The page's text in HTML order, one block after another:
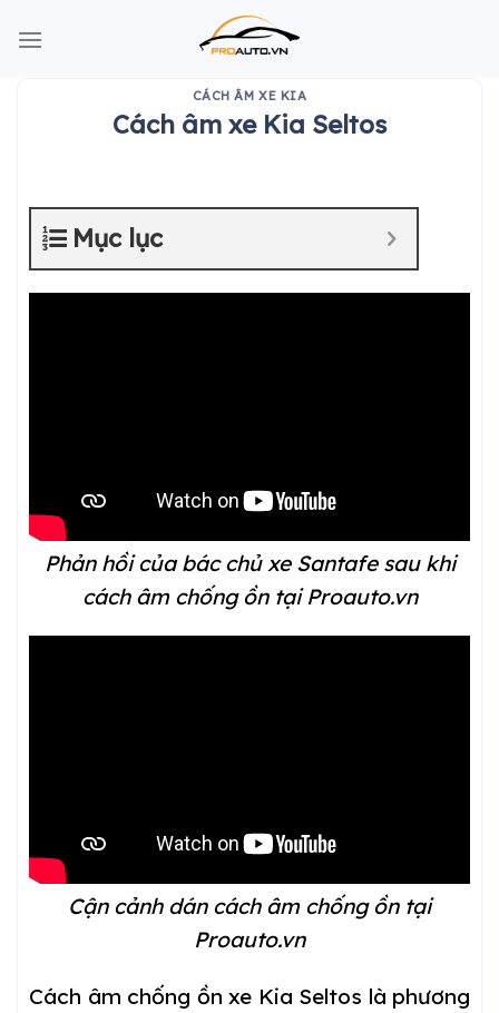
CÁCH ÂM XE KIA
Cách âm xe Kia Seltos
Mục lục
Phản hồi của bác chủ xe Santafe sau khi
cách âm chống ồn tại Proauto.vn
Cận cảnh dán cách âm chống ồn tại
Proauto.vn
Cách âm chống ồn xe Kia Seltos là phương